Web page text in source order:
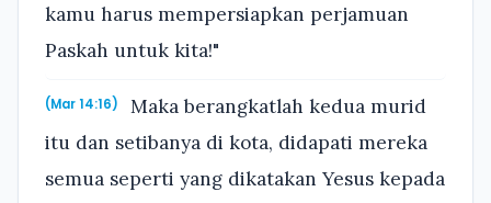
kamu harus mempersiapkan perjamuan
Paskah untuk kita!"
(Mar 14:16)
Maka berangkatlah kedua murid
itu dan setibanya di kota, didapati mereka
semua seperti yang dikatakan Yesus kepada